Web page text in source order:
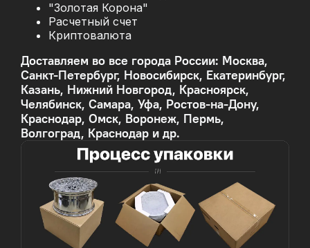
"Золотая Корона"
Расчетный счет
Криптовалюта
Доставляем во все города России: Москва,
Санкт-Петербург, Новосибирск, Екатеринбург,
Казань, Нижний Новгород, Красноярск,
Челябинск, Самара, Уфа, Ростов-на-Дону,
Краснодар, Омск, Воронеж, Пермь,
Волгоград, Краснодар и др.